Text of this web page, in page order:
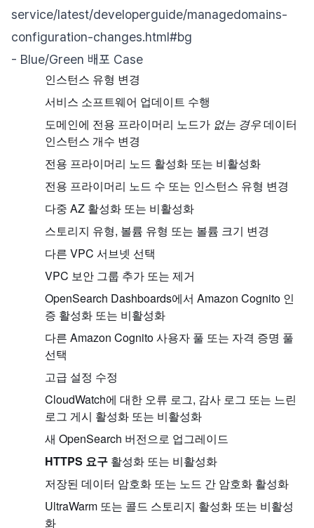
service/latest/developerguide/managedomains-
configuration-changes.html#bg
- Blue/Green 배포 Case
인스턴스 유형 변경
서비스 소프트웨어 업데이트 수행
도메인에 전용 프라이머리 노드가 없는 경우데이터
인스턴스 개수 변경
전용 프라이머리 노드 활성화 또는 비활성화
전용 프라이머리 노드 수 또는 인스턴스 유형 변경
다중 AZ 활성화 또는 비활성화
스토리지 유형, 볼륨 유형 또는 볼륨 크기 변경
다른 VPC 서브넷 선택
VPC 보안 그룹 추가 또는 제거
OpenSearch Dashboards에서 Amazon Cognito 인
증 활성화 또는 비활성화
다른 Amazon Cognito 사용자 풀 또는 자격 증명 풀
선택
고급 설정 수정
CloudWatch에 대한 오류 로그, 감사 로그 또는 느린
로그 게시 활성화 또는 비활성화
새 OpenSearch 버전으로 업그레이드
HTTPS 요구 활성화 또는 비활성화
저장된 데이터 암호화 또는 노드 간 암호화 활성화
UltraWarm 또는 콜드 스토리지 활성화 또는 비활성
화